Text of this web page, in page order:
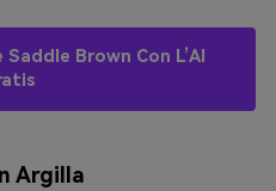
Brown Con L’AI
Argilla